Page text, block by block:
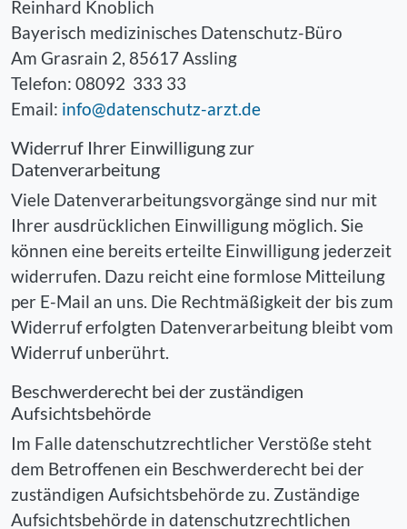
Reinhard Knoblich
Bayerisch medizinisches Datenschutz-Büro
Am Grasrain 2, 85617 Assling
Telefon: 08092 333 33
Email: info@datenschutz-arzt.de
Widerruf Ihrer Einwilligung zur
Datenverarbeitung
Viele Datenverarbeitungsvorgänge sind nur mit
Ihrer ausdrücklichen Einwilligung möglich. Sie
können eine bereits erteilte Einwilligung jederzeit
widerrufen. Dazu reicht eine formlose Mitteilung
per E-Mail an uns. Die Rechtmäßigkeit der bis zum
Widerruf erfolgten Datenverarbeitung bleibt vom
Widerruf unberührt.
Beschwerderecht bei der zuständigen
Aufsichtsbehörde
Im Falle datenschutzrechtlicher Verstöße steht
dem Betroffenen ein Beschwerderecht bei der
zuständigen Aufsichtsbehörde zu. Zuständige
Aufsichtsbehörde in datenschutzrechtlichen